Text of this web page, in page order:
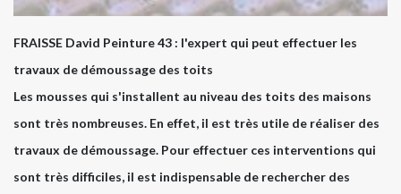
FRAISSE David Peinture 43 : l'expert qui peut effectuer les
travaux de démoussage des toits
Les mousses qui s'installent au niveau des toits des maisons
sont très nombreuses. En effet, il est très utile de réaliser des
travaux de démoussage. Pour effectuer ces interventions qui
sont très difficiles, il est indispensable de rechercher des